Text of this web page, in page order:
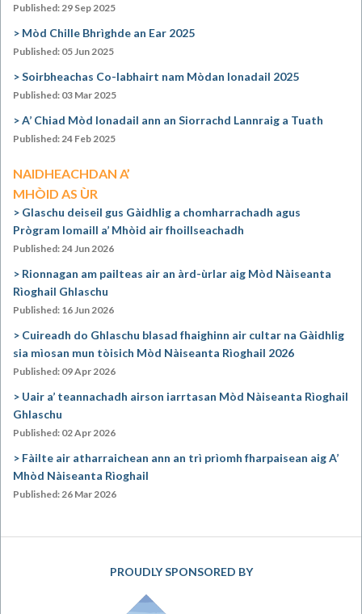
Published: 29 Sep 2025
Mòd Chille Bhrìghde an Ear 2025
Published: 05 Jun 2025
Soirbheachas Co-labhairt nam Mòdan Ionadail 2025
Published: 03 Mar 2025
A’ Chiad Mòd Ionadail ann an Siorrachd Lannraig a Tuath
Published: 24 Feb 2025
NAIDHEACHDAN A’
MHÒID AS ÙR
Glaschu deiseil gus Gàidhlig a chomharrachadh agus
Prògram Iomaill a’ Mhòid air fhoillseachadh
Published: 24 Jun 2026
Rionnagan am pailteas air an àrd-ùrlar aig Mòd Nàiseanta
Rìoghail Ghlaschu
Published: 16 Jun 2026
Cuireadh do Ghlaschu blasad fhaighinn air cultar na Gàidhlig
sia mìosan mun tòisich Mòd Nàiseanta Rìoghail 2026
Published: 09 Apr 2026
Uair a’ teannachadh airson iarrtasan Mòd Nàiseanta Rìoghail
Ghlaschu
Published: 02 Apr 2026
Fàilte air atharraichean ann an trì prìomh fharpaisean aig A’
Mhòd Nàiseanta Rìoghail
Published: 26 Mar 2026
PROUDLY SPONSORED BY